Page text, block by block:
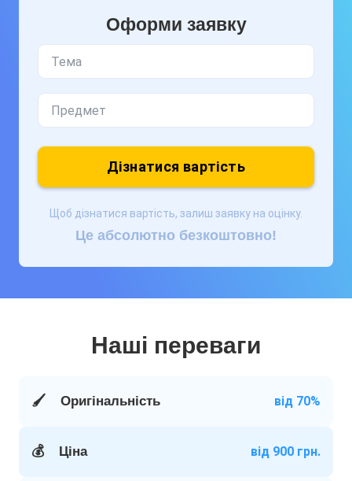
Оформи заявку
Дізнатися вартість
Щоб дізнатися вартість, залиш заявку на оцінку.
Це абсолютно безкоштовно!
Наші переваги
🖌️ Оригінальність від 70%
💰 Ціна від 900 грн.